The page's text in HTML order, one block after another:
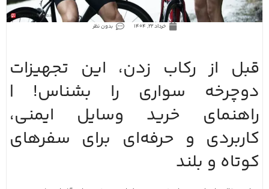
خرداد 22, 1404 بدون نظر
قبل از رکاب زدن، این تجهیزات
دوچرخه سواری را بشناس! |
راهنمای خرید وسایل ایمنی،
کاربردی و حرفه‌ای برای سفرهای
کوتاه و بلند